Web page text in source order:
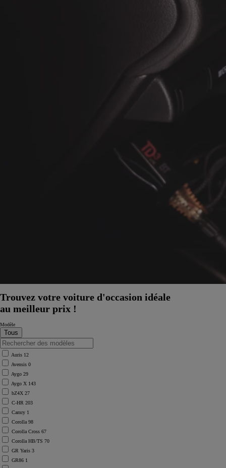
À partir de
ou financement à partir de
Trouvez votre voiture d'occasion idéale
au meilleur prix !
Modèle
Auris 12
Avensis 0
Aygo 29
Aygo X 143
bZ4X 27
C-HR 203
Camry 1
Corolla 98
Corolla Cross 67
Corolla HB/TS 70
GR Yaris 3
GR86 1